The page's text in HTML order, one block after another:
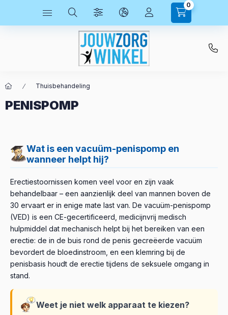
0
Thuisbehandeling
PENISPOMP
Wat is een vacuüm-penispomp en
wanneer helpt hij?
Erectiestoornissen komen veel voor en zijn vaak
behandelbaar – een aanzienlijk deel van mannen boven de
30 ervaart er in enige mate last van. De vacuüm-penispomp
(VED) is een CE-gecertificeerd, medicijnvrij medisch
hulpmiddel dat mechanisch helpt bij het bereiken van een
erectie: de in de buis rond de penis gecreëerde vacuüm
bevordert de bloedinstroom, en een klemring bij de
penisbasis houdt de erectie tijdens de seksuele omgang in
stand.
Weet je niet welk apparaat te kiezen?